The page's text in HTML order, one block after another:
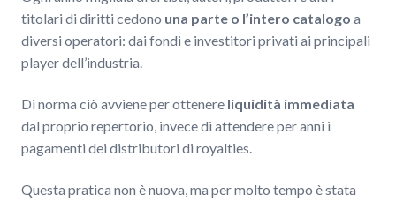
titolari di diritti cedono una parte o l’intero catalogo a
diversi operatori: dai fondi e investitori privati ai principali
player dell’industria.
Di norma ciò avviene per ottenere liquidità immediata
dal proprio repertorio, invece di attendere per anni i
pagamenti dei distributori di royalties.
Questa pratica non è nuova, ma per molto tempo è stata